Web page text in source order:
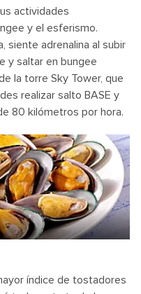
actividades
y el esferismo.
siente adrenalina al subir
y saltar en bungee
la torre Sky Tower, que
realizar salto BASE y
80 kilómetros por hora.
índice de tostadores